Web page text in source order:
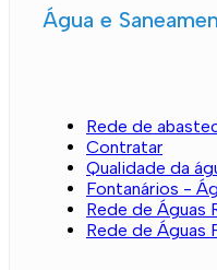
Água e
Rede de
Contratar
Qualidade da
Fontanários -
Rede de Águas
Rede de Águas